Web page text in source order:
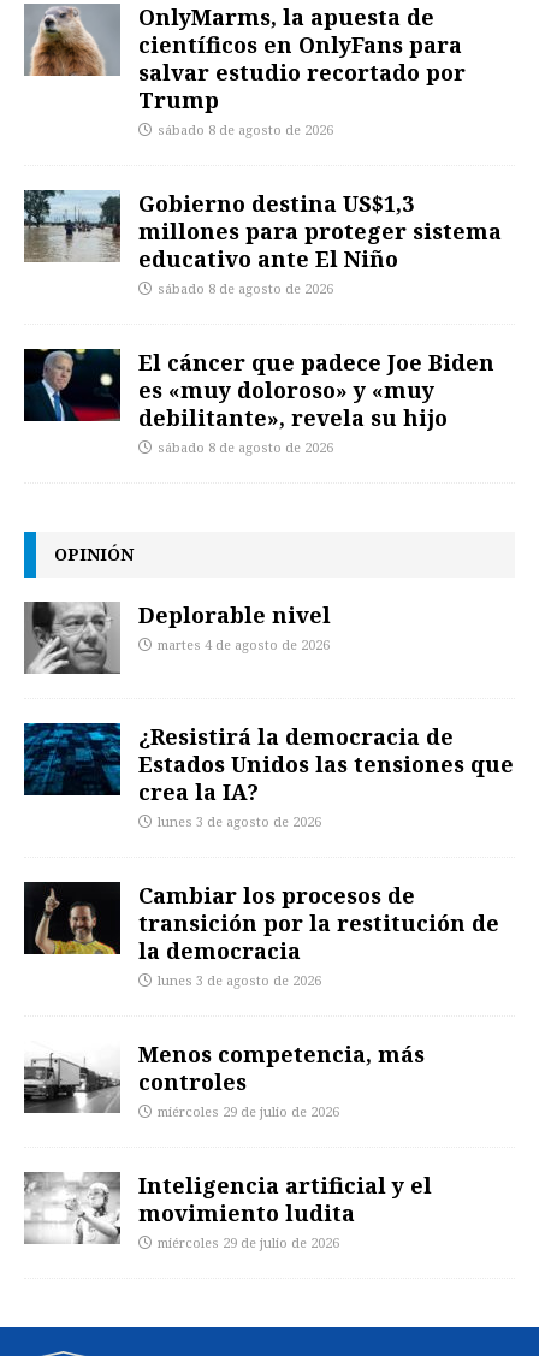
OnlyMarms, la apuesta de
científicos en OnlyFans para
salvar estudio recortado por
Trump
sábado 8 de agosto de 2026
Gobierno destina US$1,3
millones para proteger sistema
educativo ante El Niño
sábado 8 de agosto de 2026
El cáncer que padece Joe Biden
es «muy doloroso» y «muy
debilitante», revela su hijo
sábado 8 de agosto de 2026
OPINIÓN
Deplorable nivel
martes 4 de agosto de 2026
¿Resistirá la democracia de
Estados Unidos las tensiones que
crea la IA?
lunes 3 de agosto de 2026
Cambiar los procesos de
transición por la restitución de
la democracia
lunes 3 de agosto de 2026
Menos competencia, más
controles
miércoles 29 de julio de 2026
Inteligencia artificial y el
movimiento ludita
miércoles 29 de julio de 2026